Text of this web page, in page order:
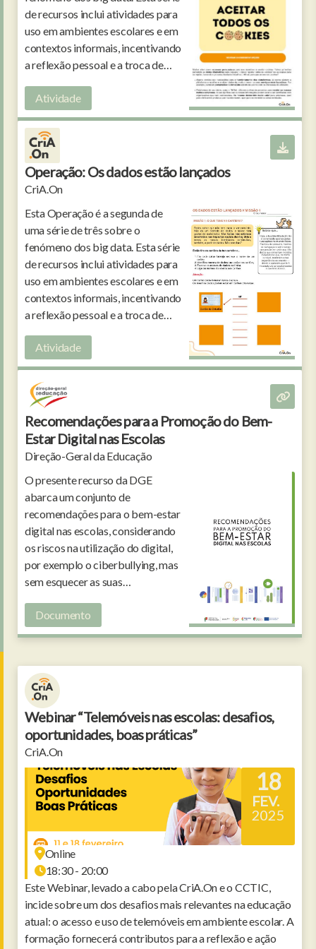
de recursos inclui atividades para
uso em ambientes escolares e em
contextos informais, incentivando
a reflexão pessoal e a troca de
Atividade
Operação: Os dados estão lançados
CriA.On
Esta Operação é a segunda de
uma série de três sobre o
fenómeno dos big data. Esta série
de recursos inclui atividades para
uso em ambientes escolares e em
contextos informais, incentivando
a reflexão pessoal e a troca de
Atividade
Recomendações para a Promoção do Bem-
Estar Digital nas Escolas
Direção-Geral da Educação
O presente recurso da DGE
abarca um conjunto de
recomendações para o bem-estar
digital nas escolas, considerando
os riscos na utilização do digital,
por exemplo o ciberbullying, mas
sem esquecer as suas
capacitação de toda a
comunidade escolar.
Documento
Webinar “Telemóveis nas escolas: desafios,
oportunidades, boas práticas”
CriA.On
18
FEV.
2025
Online
18:30 - 20:00
Este Webinar, levado a cabo pela CriA.On e o CCTIC,
incide sobre um dos desafios mais relevantes na educação
atual: o acesso e uso de telemóveis em ambiente escolar. A
formação fornecerá contributos para a reflexão e ação